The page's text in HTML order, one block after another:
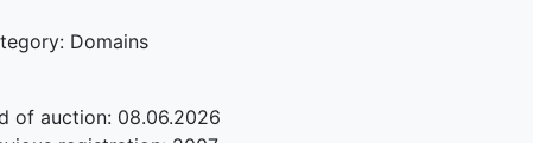
Domains
of auction: 08.06.2026